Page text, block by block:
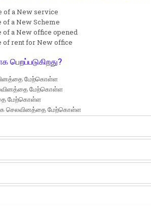
of a New service
of a New Scheme
of a New office opened
of rent for New office
மேற்கொள்ள
மேற்கொள்ள
மேற்கொள்ள
செலவினத்தை மேற்கொள்ள